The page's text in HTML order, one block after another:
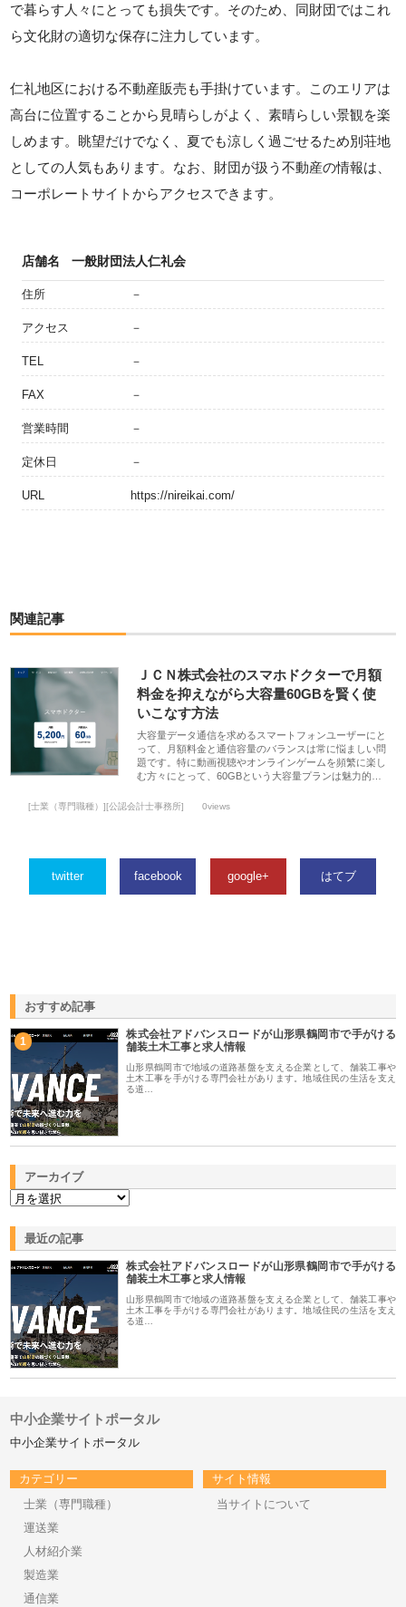
で暮らす人々にとっても損失です。そのため、同財団ではこれ
ら文化財の適切な保存に注力しています。
仁礼地区における不動産販売も手掛けています。このエリアは
高台に位置することから見晴らしがよく、素晴らしい景観を楽
しめます。眺望だけでなく、夏でも涼しく過ごせるため別荘地
としての人気もあります。なお、財団が扱う不動産の情報は、
コーポレートサイトからアクセスできます。
店舗名 一般財団法人仁礼会
住所 －
アクセス －
TEL －
FAX －
営業時間 －
定休日 －
URL https://nireikai.com/
関連記事
ＪＣＮ株式会社のスマホドクターで月額
料金を抑えながら大容量60GBを賢く使
いこなす方法
大容量データ通信を求めるスマートフォンユーザーにと
って、月額料金と通信容量のバランスは常に悩ましい問
題です。特に動画視聴やオンラインゲームを頻繁に楽し
む方々にとって、60GBという大容量プランは魅力的…
[士業（専門職種）][公認会計士事務所] 0views
twitter facebook google+ はてブ
おすすめ記事
1
株式会社アドバンスロードが山形県鶴岡市で手がける
舗装土木工事と求人情報
山形県鶴岡市で地域の道路基盤を支える企業として、舗装工事や
土木工事を手がける専門会社があります。地域住民の生活を支え
る道…
アーカイブ
最近の記事
株式会社アドバンスロードが山形県鶴岡市で手がける
舗装土木工事と求人情報
山形県鶴岡市で地域の道路基盤を支える企業として、舗装工事や
土木工事を手がける専門会社があります。地域住民の生活を支え
る道…
中小企業サイトポータル
中小企業サイトポータル
カテゴリー
士業（専門職種）
運送業
人材紹介業
製造業
通信業
サイト情報
当サイトについて